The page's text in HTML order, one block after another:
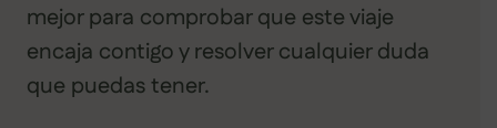
mejor para comprobar que este viaje
encaja contigo y resolver cualquier duda
que puedas tener.